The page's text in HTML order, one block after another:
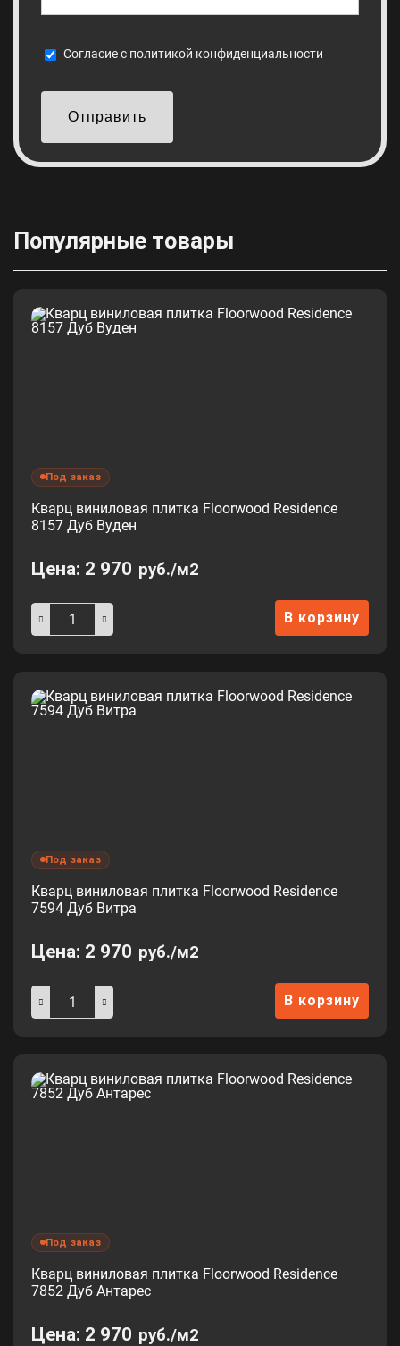
Cогласие с политикой конфиденциальности
Отправить
Популярные товары
Под заказ
Кварц виниловая плитка Floorwood Residence
8157 Дуб Вуден
Цена: 2 970 руб./м2
В корзину
Под заказ
Кварц виниловая плитка Floorwood Residence
7594 Дуб Витра
Цена: 2 970 руб./м2
В корзину
Под заказ
Кварц виниловая плитка Floorwood Residence
7852 Дуб Антарес
Цена: 2 970 руб./м2